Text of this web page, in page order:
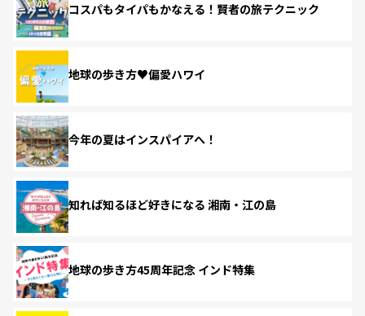
コスパもタイパもかなえる！賢者の旅テクニック
地球の歩き方♥偏愛ハワイ
今年の夏はインスパイアへ！
知れば知るほど好きになる 湘南・江の島
地球の歩き方45周年記念 インド特集